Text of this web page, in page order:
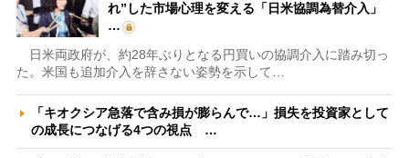
れ”した市場心理を変える「日米協調為替介入」
…
日米両政府が、約28年ぶりとなる円買いの協調介入に踏み切っ
た。米国も追加介入を辞さない姿勢を示して…
「キオクシア急落で含み損が膨らんで…」損失を投資家として
の成長につなげる4つの視点 …